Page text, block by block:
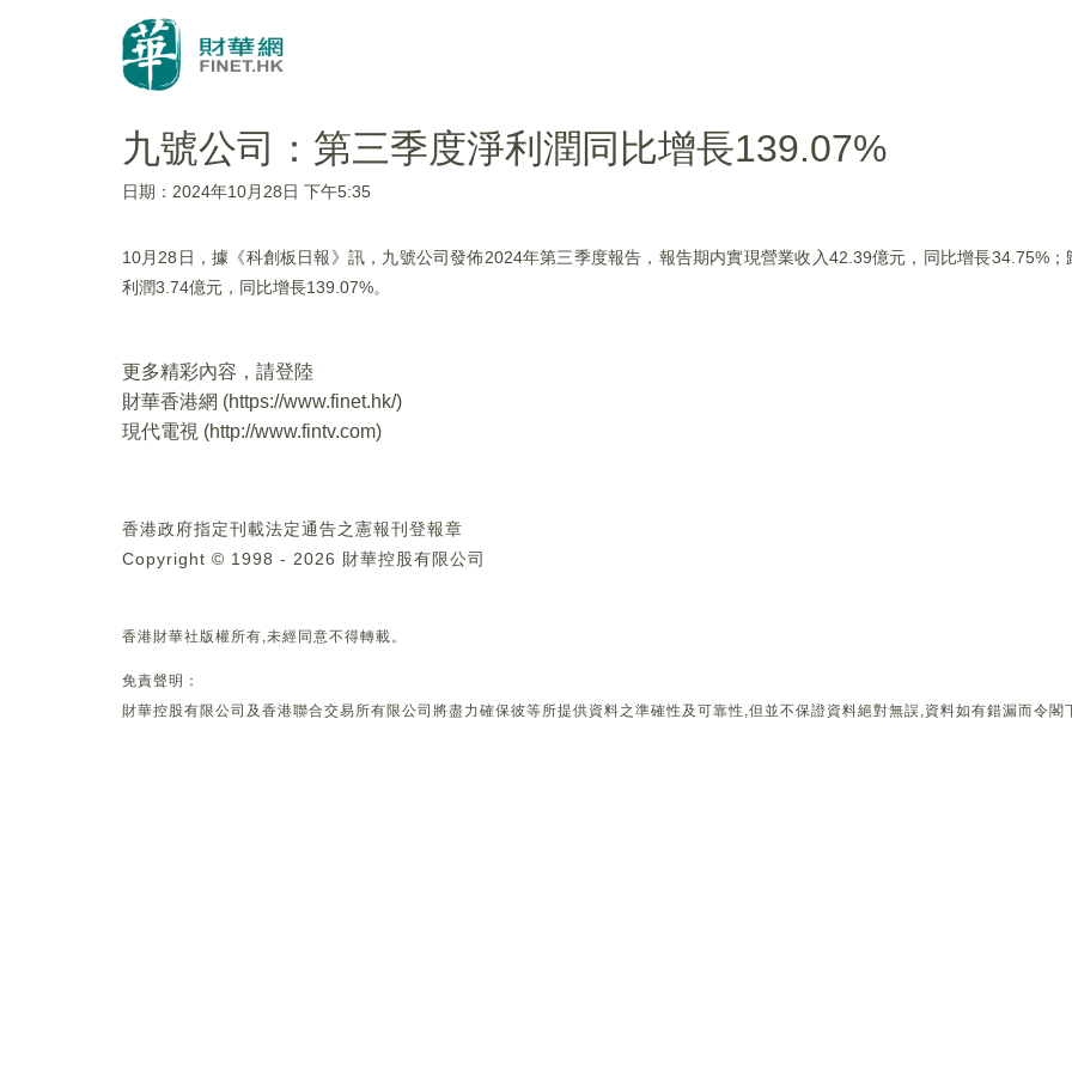
九號公司：第三季度淨利潤同比增長139.07%
日期：2024年10月28日 下午5:35
10月28日，據《科創板日報》訊，九號公司發佈2024年第三季度報告，報告期内實現營業收入42.39億元，同比增長34.75%
利潤3.74億元，同比增長139.07%。
更多精彩內容，請登陸
財華香港網 (https://www.finet.hk/)
現代電視 (http://www.fintv.com)
香港政府指定刊載法定通告之憲報刊登報章
Copyright © 1998 - 2026 財華控股有限公司
香港財華社版權所有,未經同意不得轉載。
免責聲明：
財華控股有限公司及香港聯合交易所有限公司將盡力確保彼等所提供資料之準確性及可靠性,但並不保證資料絕對無誤,資料如有錯漏而令閣